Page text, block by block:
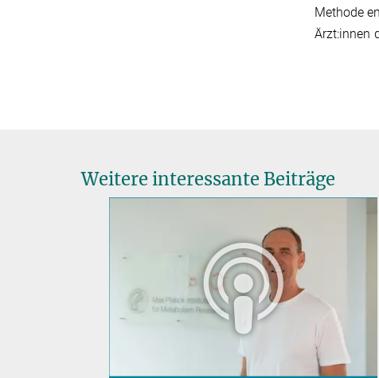
Methode
Ärzt:innen
Weitere interessante Beiträge